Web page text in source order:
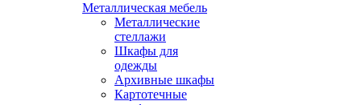
Металлическая мебель
Металлические
стеллажи
Шкафы для
одежды
Архивные шкафы
Картотечные